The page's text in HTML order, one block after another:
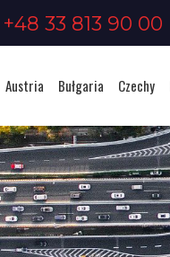
+48 33 813 90 00
Austria Bułgaria Czechy